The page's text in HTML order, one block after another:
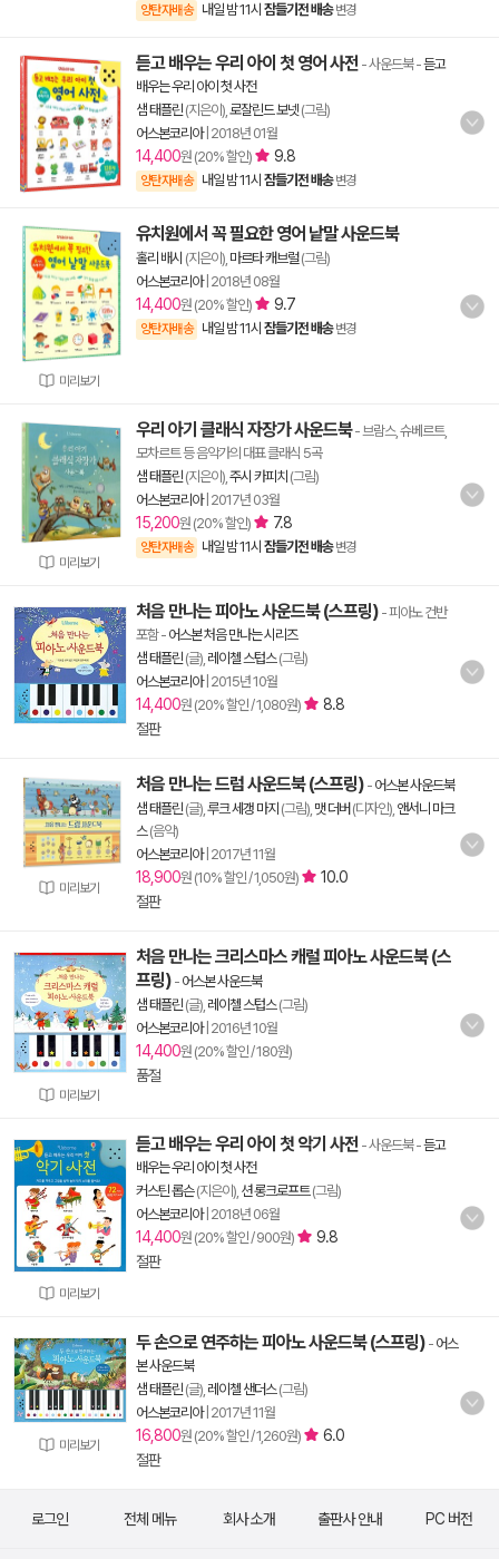
양탄자배송 내일 밤 11시 잠들기전 배송 변경
듣고 배우는 우리 아이 첫 영어 사전 - 사운드북-듣고
배우는 우리 아이 첫 사전
샘 태플린 (지은이), 로잘린드 보넷 (그림)
어스본코리아| 2018년 01월
14,400원 (20% 할인) 9.8
양탄자배송 내일 밤 11시 잠들기전 배송 변경
미리보기
유치원에서 꼭 필요한 영어 낱말 사운드북
홀리 배시 (지은이), 마르타 캐브럴(그림)
어스본코리아| 2018년 08월
14,400원 (20% 할인) 9.7
양탄자배송 내일 밤 11시 잠들기전 배송 변경
미리보기
우리 아기 클래식 자장가 사운드북- 브람스, 슈베르트,
모차르트 등 음악가의 대표 클래식 5곡
샘 태플린 (지은이), 주시 카피치 (그림)
어스본코리아| 2017년 03월
15,200원 (20% 할인) 7.8
양탄자배송 내일 밤 11시 잠들기전 배송 변경
처음 만나는 피아노 사운드북 (스프링) - 피아노 건반
포함- 어스본 처음 만나는 시리즈
샘 태플린 (글), 레이첼 스텁스(그림)
어스본코리아| 2015년 10월
14,400원 (20% 할인 / 1,080원)
8.8
절판
미리보기
처음 만나는 드럼 사운드북 (스프링) - 어스본 사운드북
샘 태플린 (글), 루크 세갱 마지 (그림), 맷 더버 (디자인), 앤서니 마크
스(음악)
어스본코리아| 2017년 11월
18,900원 (10% 할인 / 1,050원)
10.0
절판
미리보기
처음 만나는 크리스마스 캐럴 피아노 사운드북 (스
프링) - 어스본 사운드북
샘 태플린 (글), 레이첼 스텁스(그림)
어스본코리아| 2016년 10월
14,400원 (20% 할인 / 180원)
품절
미리보기
듣고 배우는 우리 아이 첫 악기 사전 - 사운드북-듣고
배우는 우리 아이 첫 사전
커스틴 롭슨(지은이), 션 롱크로프트(그림)
어스본코리아| 2018년 06월
14,400원 (20% 할인 / 900원)
9.8
절판
미리보기
두 손으로 연주하는 피아노 사운드북 (스프링) - 어스
본 사운드북
샘 태플린 (글), 레이첼 샌더스(그림)
어스본코리아| 2017년 11월
16,800원 (20% 할인 / 1,260원)
6.0
절판
로그인 전체 메뉴 회사 소개 출판사 안내 PC 버전